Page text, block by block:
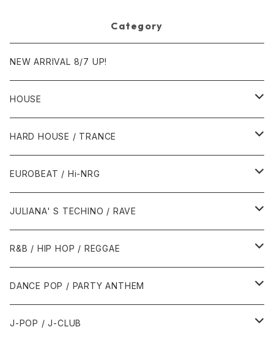
Category
NEW ARRIVAL 8/7 UP!
HOUSE
1980年代
1987年・以前
1988年
1990年代
1990年
1991年
2000年代
2000年
2001年
2010年代
2010年
2011年
HARD HOUSE / TRANCE
1990年代
1994年・以前
1995年
2000年代
2000年
2001年
EUROBEAT / Hi-NRG
1980年代
1986年・以前
1987年
1990年代
1990年
1991年
2000年代
JULIANA' S TECHINO / RAVE
1990年代
1990年
1991年
2000年代
2000年
R&B / HIP HOP / REGGAE
1980年代
1985年・以前
1990年代
DANCE POP / PARTY ANTHEM
1980年代
J-POP / J-CLUB